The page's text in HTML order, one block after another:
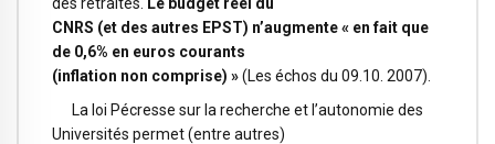
CNRS (et des autres EPST) n’augmente « en fait que
de 0,6% en euros courants
(inflation non comprise) »(Les échos du 09.10. 2007).
La loi Pécresse sur la recherche et l’autonomie des
Universités permet (entre autres)